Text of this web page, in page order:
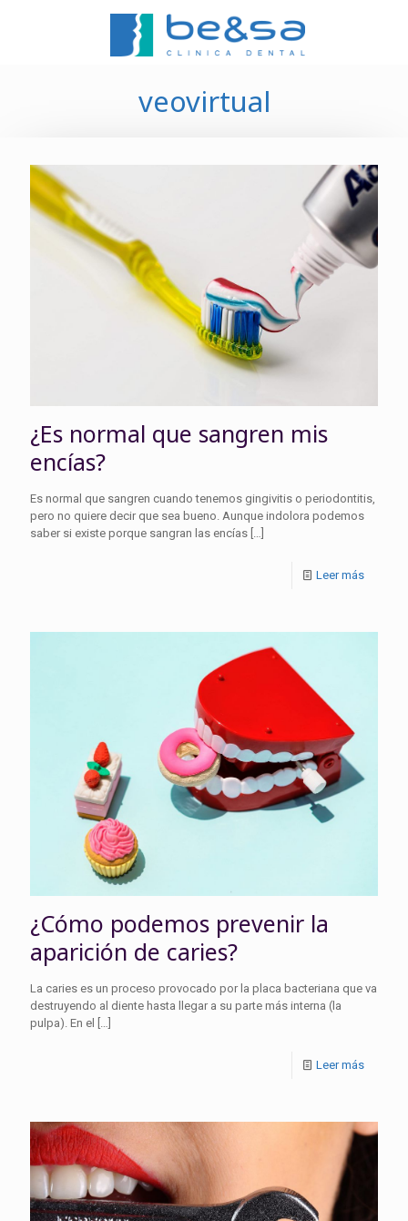
veovirtual
¿Es normal que sangren mis
encías?
Es normal que sangren cuando tenemos gingivitis o periodontitis,
pero no quiere decir que sea bueno. Aunque indolora podemos
saber si existe porque sangran las encías […]
Leer más
¿Cómo podemos prevenir la
aparición de caries?
La caries es un proceso provocado por la placa bacteriana que va
destruyendo al diente hasta llegar a su parte más interna (la
pulpa). En el […]
Leer más